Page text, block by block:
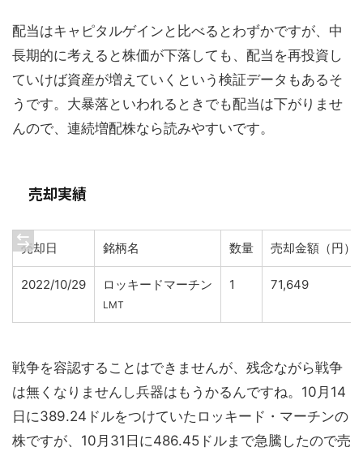
配当はキャピタルゲインと比べるとわずかですが、中
長期的に考えると株価が下落しても、配当を再投資し
ていけば資産が増えていくという検証データもあるそ
うです。大暴落といわれるときでも配当は下がりませ
んので、連続増配株なら読みやすいです。
売却実績
売却日 銘柄名 数量 売却金額（円）
2022/10/29 ロッキードマーチン
LMT
1 71,649
戦争を容認することはできませんが、残念ながら戦争
は無くなりませんし兵器はもうかるんですね。10月14
日に389.24ドルをつけていたロッキード・マーチンの
株ですが、10月31日に486.45ドルまで急騰したので売